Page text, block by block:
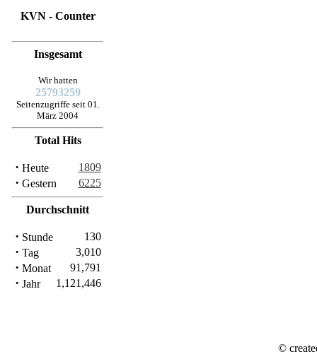
KVN - Counter
Insgesamt
Wir hatten
25793259
Seitenzugriffe seit 01.
März 2004
Total Hits
· Heute 1809
· Gestern 6225
Durchschnitt
· Stunde 130
· Tag 3,010
· Monat 91,791
· Jahr 1,121,446
©